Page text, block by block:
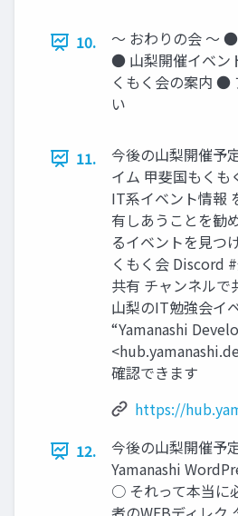
10.
〜 おわりの会 〜
● 山梨開催イベン
くもく会の案内 ●
い
11.
今後の山梨開催予
イム 甲斐国もくも
IT系イベント情報
有しあうことを勧
るイベントを見つ
くもく会 Discord
共有 チャンネルで
山梨のIT勉強会イ
“Yamanashi
確認できます
https://
12.
今後の山梨開催
Yamanashi
○ それって本当に